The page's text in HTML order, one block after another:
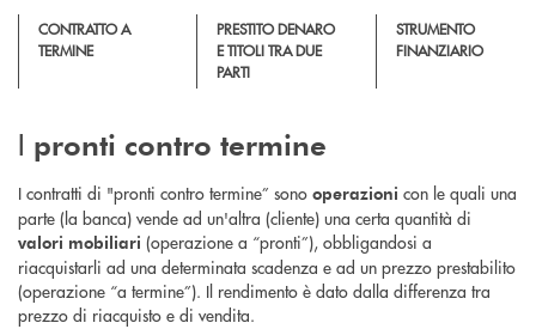
CONTRATTO A
TERMINE
PRESTITO DENARO
E TITOLI TRA DUE
PARTI
STRUMENTO
FINANZIARIO
I pronti contro termine
I contratti di "pronti contro termine” sono operazioni con le quali una
parte (la banca) vende ad un'altra (cliente) una certa quantità di
valori mobiliari (operazione a “pronti”), obbligandosi a
riacquistarli ad una determinata scadenza e ad un prezzo prestabilito
(operazione “a termine”). Il rendimento è dato dalla differenza tra
prezzo di riacquisto e di vendita.